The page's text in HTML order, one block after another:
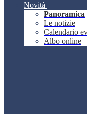
Novità
Panoramica
Le notizie
Calendario
Albo online